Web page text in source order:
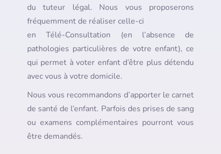
du tuteur légal. Nous vous proposerons
fréquemment de réaliser celle-ci
en Télé-Consultation (en l’absence de
pathologies particulières de votre enfant), ce
qui permet à voter enfant d’être plus détendu
avec vous à votre domicile.
Nous vous recommandons d’apporter le carnet
de santé de l’enfant. Parfois des prises de sang
ou examens complémentaires pourront vous
être demandés.